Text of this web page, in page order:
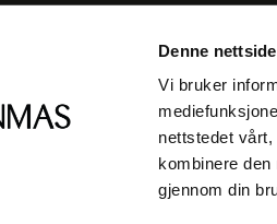
Denne
Vi bruker
nettstedet
kombinere
gjennom din